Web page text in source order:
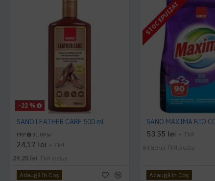
-22 %
SANO LEATHER CARE 500 ml
PRP 31,09 lei
24,17 lei + TVA
29,25 lei TVA inclus
Adaugă în Coş
STOC EPUIZAT
53,55 lei + TVA
64,80 lei TVA inclus
Adaugă în Coş